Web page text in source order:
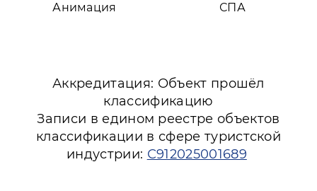
Анимация СПА
Аккредитация: Объект прошёл
классификацию
Записи в едином реестре объектов
классификации в сфере туристской
индустрии: С912025001689